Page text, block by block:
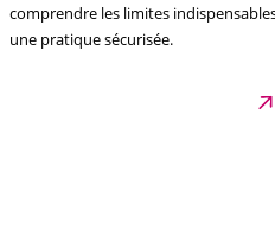
comprendre les limites
une pratique sécurisée.